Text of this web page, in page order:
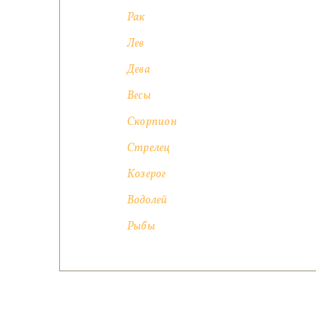
Рак
Лев
Дева
Весы
Скорпион
Стрелец
Козерог
Водолей
Рыбы